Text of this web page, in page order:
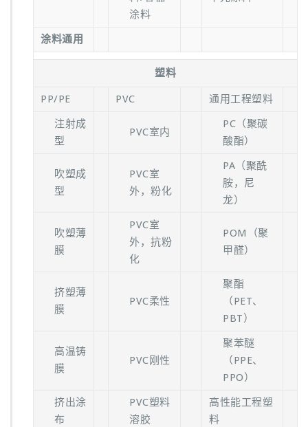
涂料
涂料通用
塑料
PP/PE PVC
通用工程塑料
注射成
型
PVC室内
PC（聚碳
酸酯）
吹塑成
型
PVC室
外，粉化
PA（聚酰
胺，尼
龙）
吹塑薄
膜
PVC室
外，抗粉
化
POM（聚
甲醛）
挤塑薄
膜
PVC柔性
聚酯
（PET、
PBT）
高温铸
膜
PVC刚性
聚苯醚
（PPE、
PPO）
挤出涂
布
PVC塑料
溶胶
高性能工程塑
料